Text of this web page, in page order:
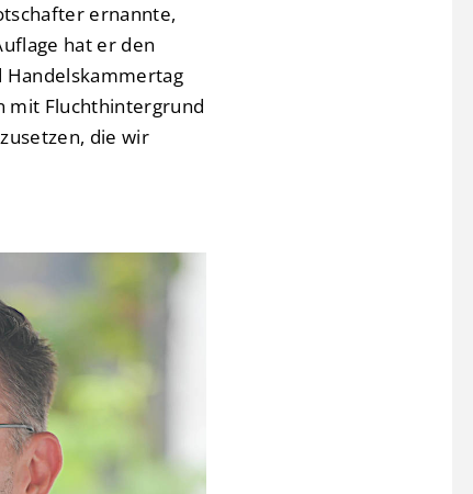
ernannte,
hat er den
mit Fluchthintergrund
die wir